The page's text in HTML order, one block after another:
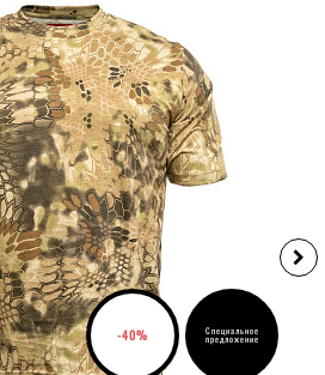
-40% Специальное
предложение